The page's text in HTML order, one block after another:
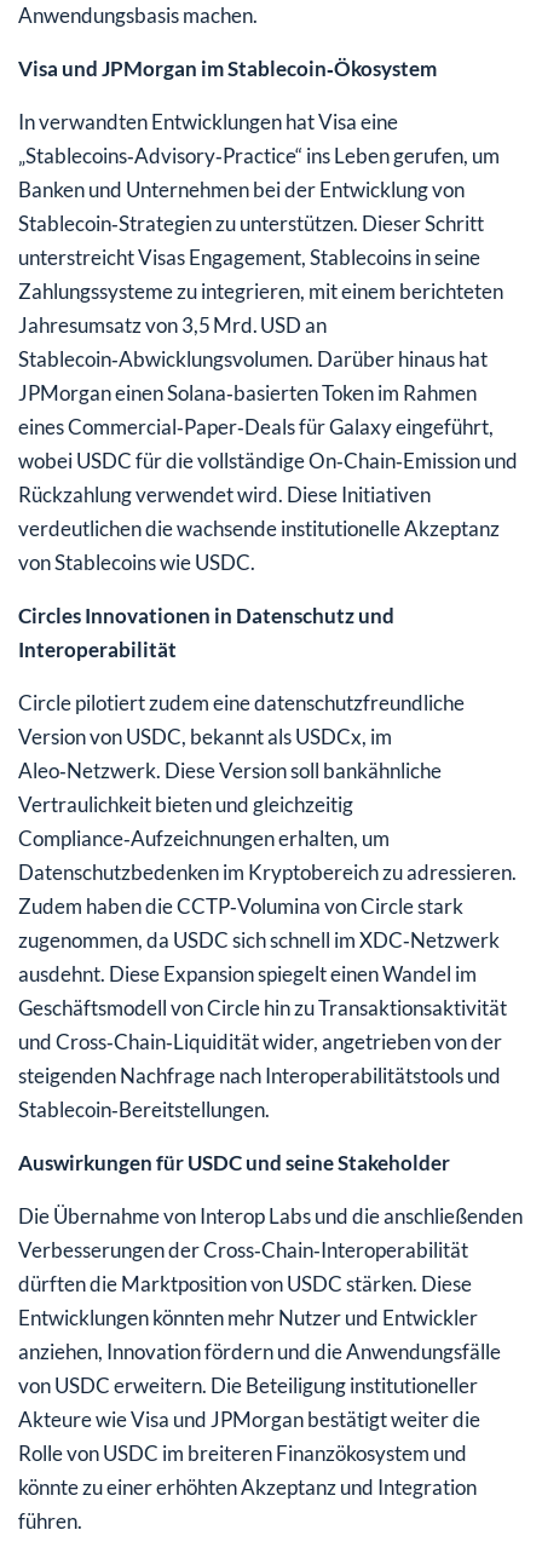
Anwendungsbasis machen.
Visa und JPMorgan im Stablecoin‑Ökosystem
In verwandten Entwicklungen hat Visa eine
„Stablecoins‑Advisory‑Practice“ ins Leben gerufen, um
Banken und Unternehmen bei der Entwicklung von
Stablecoin‑Strategien zu unterstützen. Dieser Schritt
unterstreicht Visas Engagement, Stablecoins in seine
Zahlungssysteme zu integrieren, mit einem berichteten
Jahresumsatz von 3,5 Mrd. USD an
Stablecoin‑Abwicklungsvolumen. Darüber hinaus hat
JPMorgan einen Solana‑basierten Token im Rahmen
eines Commercial‑Paper‑Deals für Galaxy eingeführt,
wobei USDC für die vollständige On‑Chain‑Emission und
Rückzahlung verwendet wird. Diese Initiativen
verdeutlichen die wachsende institutionelle Akzeptanz
von Stablecoins wie USDC.
Circles Innovationen in Datenschutz und
Interoperabilität
Circle pilotiert zudem eine datenschutzfreundliche
Version von USDC, bekannt als USDCx, im
Aleo‑Netzwerk. Diese Version soll bankähnliche
Vertraulichkeit bieten und gleichzeitig
Compliance‑Aufzeichnungen erhalten, um
Datenschutzbedenken im Kryptobereich zu adressieren.
Zudem haben die CCTP‑Volumina von Circle stark
zugenommen, da USDC sich schnell im XDC‑Netzwerk
ausdehnt. Diese Expansion spiegelt einen Wandel im
Geschäftsmodell von Circle hin zu Transaktionsaktivität
und Cross‑Chain‑Liquidität wider, angetrieben von der
steigenden Nachfrage nach Interoperabilitätstools und
Stablecoin‑Bereitstellungen.
Auswirkungen für USDC und seine Stakeholder
Die Übernahme von Interop Labs und die anschließenden
Verbesserungen der Cross‑Chain‑Interoperabilität
dürften die Marktposition von USDC stärken. Diese
Entwicklungen könnten mehr Nutzer und Entwickler
anziehen, Innovation fördern und die Anwendungsfälle
von USDC erweitern. Die Beteiligung institutioneller
Akteure wie Visa und JPMorgan bestätigt weiter die
Rolle von USDC im breiteren Finanzökosystem und
könnte zu einer erhöhten Akzeptanz und Integration
führen.